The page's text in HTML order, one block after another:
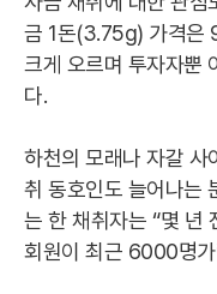
금 1돈(3.75g) 가격은
크게 오르며 투자자뿐
다.
하천의 모래나 자갈 사
취 동호인도 늘어나는
는 한 채취자는 “몇 년
회원이 최근 6000명